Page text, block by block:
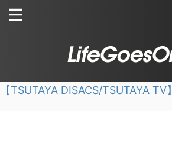
【TSUTAYA DISACS/TSUTAYA TV】